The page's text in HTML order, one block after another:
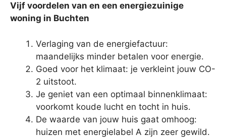
Vijf voordelen van en een energiezuinige
woning in Buchten
Verlaging van de energiefactuur:
maandelijks minder betalen voor energie.
Goed voor het klimaat: je verkleint jouw CO-
2 uitstoot.
Je geniet van een optimaal binnenklimaat:
voorkomt koude lucht en tocht in huis.
De waarde van jouw huis gaat omhoog:
huizen met energielabel A zijn zeer gewild.